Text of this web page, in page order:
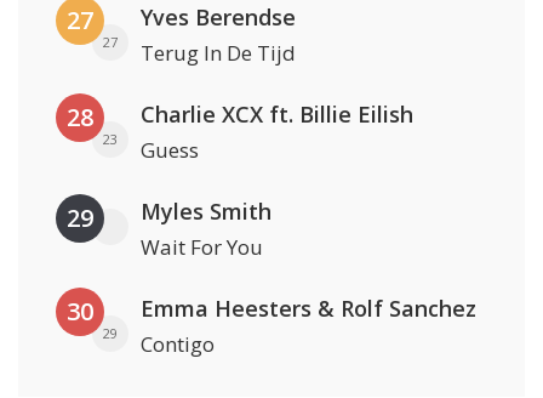
27
27
Yves Berendse
Terug In De Tijd
28
23
Charlie XCX ft. Billie Eilish
Guess
29 Myles Smith
Wait For You
30
29
Emma Heesters & Rolf Sanchez
Contigo